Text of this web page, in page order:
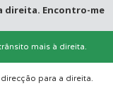
direita. Encontro-me
mais à direita.
para a direita.